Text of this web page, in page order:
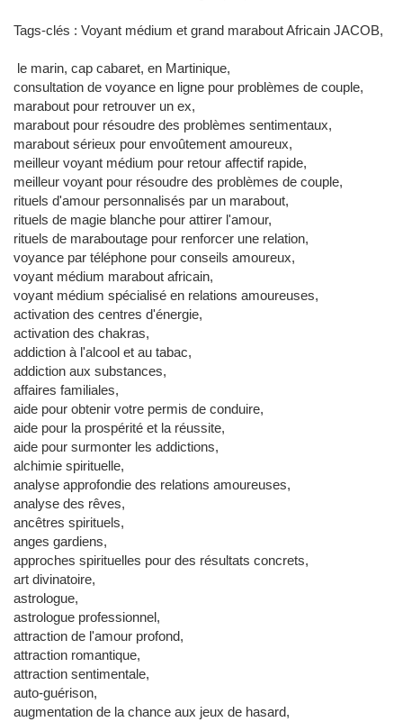
Tags-clés : Voyant médium et grand marabout Africain JACOB,
le marin, cap cabaret, en Martinique,
consultation de voyance en ligne pour problèmes de couple,
marabout pour retrouver un ex,
marabout pour résoudre des problèmes sentimentaux,
marabout sérieux pour envoûtement amoureux,
meilleur voyant médium pour retour affectif rapide,
meilleur voyant pour résoudre des problèmes de couple,
rituels d'amour personnalisés par un marabout,
rituels de magie blanche pour attirer l'amour,
rituels de maraboutage pour renforcer une relation,
voyance par téléphone pour conseils amoureux,
voyant médium marabout africain,
voyant médium spécialisé en relations amoureuses,
activation des centres d'énergie,
activation des chakras,
addiction à l'alcool et au tabac,
addiction aux substances,
affaires familiales,
aide pour obtenir votre permis de conduire,
aide pour la prospérité et la réussite,
aide pour surmonter les addictions,
alchimie spirituelle,
analyse approfondie des relations amoureuses,
analyse des rêves,
ancêtres spirituels,
anges gardiens,
approches spirituelles pour des résultats concrets,
art divinatoire,
astrologue,
astrologue professionnel,
attraction de l'amour profond,
attraction romantique,
attraction sentimentale,
auto-guérison,
augmentation de la chance aux jeux de hasard,